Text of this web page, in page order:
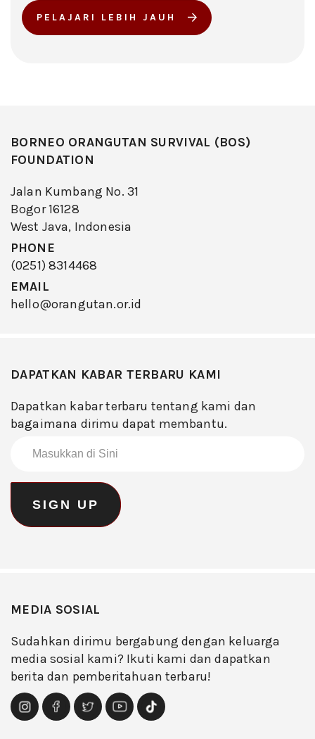
PELAJARI LEBIH JAUH
BORNEO ORANGUTAN SURVIVAL (BOS)
FOUNDATION
Jalan Kumbang No. 31
Bogor 16128
West Java, Indonesia
PHONE
(0251) 8314468
EMAIL
hello@orangutan.or.id
DAPATKAN KABAR TERBARU KAMI
Dapatkan kabar terbaru tentang kami dan
bagaimana dirimu dapat membantu.
MEDIA SOSIAL
Sudahkan dirimu bergabung dengan keluarga
media sosial kami? Ikuti kami dan dapatkan
berita dan pemberitahuan terbaru!